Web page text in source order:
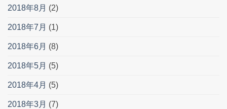
2018年8月 (2)
2018年7月 (1)
2018年6月 (8)
2018年5月 (5)
2018年4月 (5)
2018年3月 (7)